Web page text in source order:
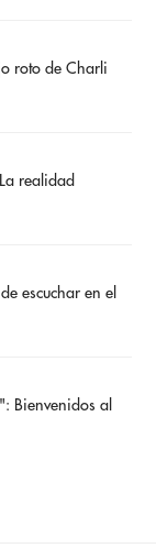
roto de Charli
realidad
escuchar en el
Bienvenidos al